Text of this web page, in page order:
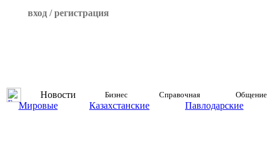
вход / регистрация
Новости Бизнес Справочная Общение
Мировые Казахстанские Павлодарские